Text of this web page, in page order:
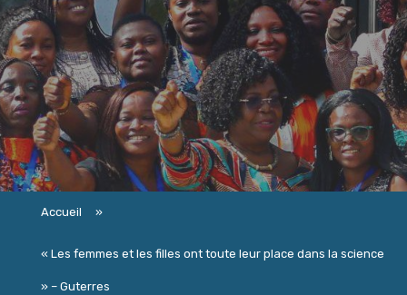
Accueil »
« Les femmes et les filles ont toute leur place dans la science
» – Guterres